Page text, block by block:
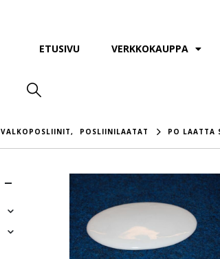
ETUSIVU VERKKOKAUPPA
VALKOPOSLIINIT, POSLIINILAATAT PO LAATTA